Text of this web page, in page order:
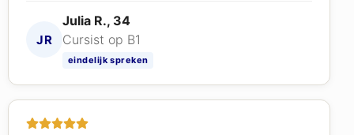
JR
Julia R., 34
Cursist op B1
eindelijk spreken